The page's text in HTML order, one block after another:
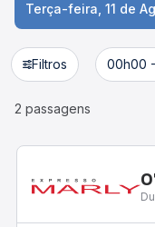
Terça-feira, 11 de
Filtros 00h00
2 passagens